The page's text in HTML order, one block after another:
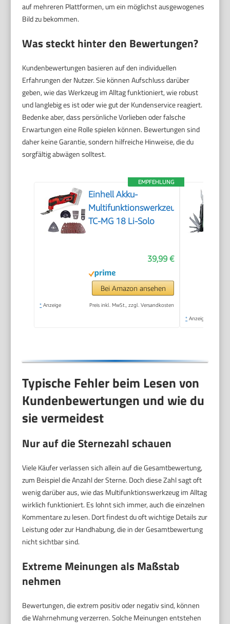
auf mehreren Plattformen, um ein möglichst ausgewogenes
Bild zu bekommen.
Was steckt hinter den Bewertungen?
Kundenbewertungen basieren auf den individuellen
Erfahrungen der Nutzer. Sie können Aufschluss darüber
geben, wie das Werkzeug im Alltag funktioniert, wie robust
und langlebig es ist oder wie gut der Kundenservice reagiert.
Bedenke aber, dass persönliche Vorlieben oder falsche
Erwartungen eine Rolle spielen können. Bewertungen sind
daher keine Garantie, sondern hilfreiche Hinweise, die du
sorgfältig abwägen solltest.
EMPFEHLUNG
Einhell Akku-
Multifunktionswerkzeug
TC-MG 18 Li-Solo
39,99 €
Bei Amazon ansehen
* Anzeige Preis inkl. MwSt., zzgl. Versandkosten
* Anzeige
Typische Fehler beim Lesen von
Kundenbewertungen und wie du
sie vermeidest
Nur auf die Sternezahl schauen
Viele Käufer verlassen sich allein auf die Gesamtbewertung,
zum Beispiel die Anzahl der Sterne. Doch diese Zahl sagt oft
wenig darüber aus, wie das Multifunktionswerkzeug im Alltag
wirklich funktioniert. Es lohnt sich immer, auch die einzelnen
Kommentare zu lesen. Dort findest du oft wichtige Details zur
Leistung oder zur Handhabung, die in der Gesamtbewertung
nicht sichtbar sind.
Extreme Meinungen als Maßstab
nehmen
Bewertungen, die extrem positiv oder negativ sind, können
die Wahrnehmung verzerren. Solche Meinungen entstehen